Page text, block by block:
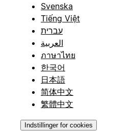
Svenska
Tiếng Việt
עברית
العربية
ภาษาไทย
한국어
日本語
简体中文
繁體中文
Indstillinger for cookies